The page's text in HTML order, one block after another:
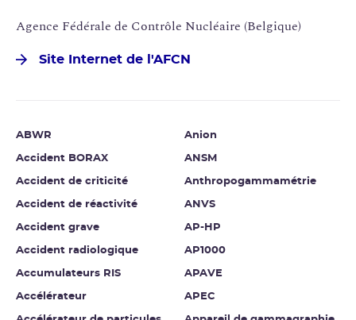
Agence Fédérale de Contrôle Nucléaire (Belgique)
Site Internet de l'AFCN
ABWR
Accident BORAX
Accident de criticité
Accident de réactivité
Accident grave
Accident radiologique
Accumulateurs RIS
Accélérateur
Anion
ANSM
Anthropogammamétrie
ANVS
AP-HP
AP1000
APAVE
APEC